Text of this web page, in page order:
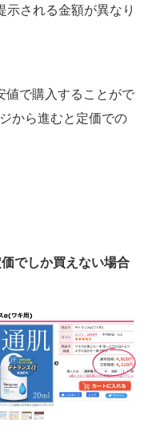
される金額が異なり
値で購入することがで
から進むと定価での
価でしか買えない場合